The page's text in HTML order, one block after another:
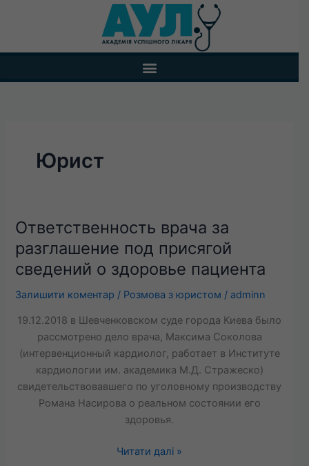
Юрист
Ответственность врача за
разглашение под присягой
сведений о здоровье пациента
Залишити коментар / Розмова з юристом / adminn
19.12.2018 в Шевченковском суде города Киева было
рассмотрено дело врача, Максима Соколова
(интервенционный кардиолог, работает в Институте
кардиологии им. академика М.Д. Стражеско)
свидетельствовавшего по уголовному производству
Романа Насирова о реальном состоянии его
здоровья.
Ответственность
за
разглашение
под
сведений
о
здоровье
пациента
Читати далі »